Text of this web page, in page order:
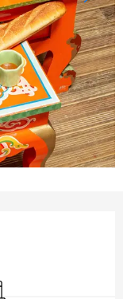
de juegos
animales